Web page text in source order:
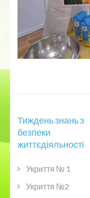
Навігація
записів
Тиждень знань з
безпеки
життєдіяльності
Укриття № 1
Укриття №2